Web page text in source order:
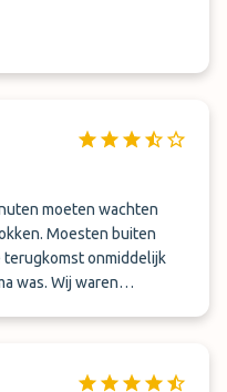
moeten wachten
Moesten buiten
terugkomst onmiddelijk
was. Wij waren